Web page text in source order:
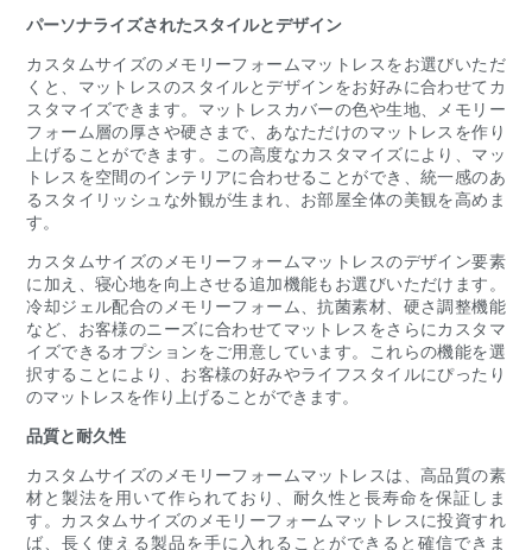
パーソナライズされたスタイルとデザイン
カスタムサイズのメモリーフォームマットレスをお選びいただ
くと、マットレスのスタイルとデザインをお好みに合わせてカ
スタマイズできます。マットレスカバーの色や生地、メモリー
フォーム層の厚さや硬さまで、あなただけのマットレスを作り
上げることができます。この高度なカスタマイズにより、マッ
トレスを空間のインテリアに合わせることができ、統一感のあ
るスタイリッシュな外観が生まれ、お部屋全体の美観を高めま
す。
カスタムサイズのメモリーフォームマットレスのデザイン要素
に加え、寝心地を向上させる追加機能もお選びいただけます。
冷却ジェル配合のメモリーフォーム、抗菌素材、硬さ調整機能
など、お客様のニーズに合わせてマットレスをさらにカスタマ
イズできるオプションをご用意しています。これらの機能を選
択することにより、お客様の好みやライフスタイルにぴったり
のマットレスを作り上げることができます。
品質と耐久性
カスタムサイズのメモリーフォームマットレスは、高品質の素
材と製法を用いて作られており、耐久性と長寿命を保証しま
す。カスタムサイズのメモリーフォームマットレスに投資すれ
ば、長く使える製品を手に入れることができると確信できま